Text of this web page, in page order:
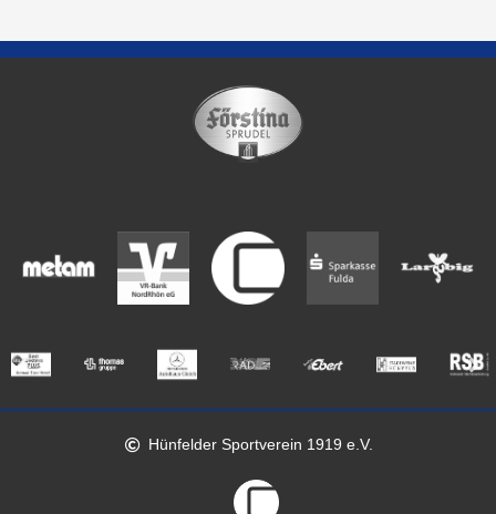
Hünfelder Sportverein 1919 e.V.